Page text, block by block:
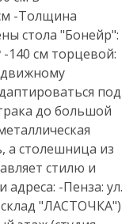
-Толщина
стола "Бонейр":
-140 см торцевой:
под
до большой
а столешница из
стилю и
-Пенза: ул.
"ЛАСТОЧКА")